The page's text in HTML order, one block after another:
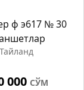
ф э617 № 30
Тайланд
000 СЎМ